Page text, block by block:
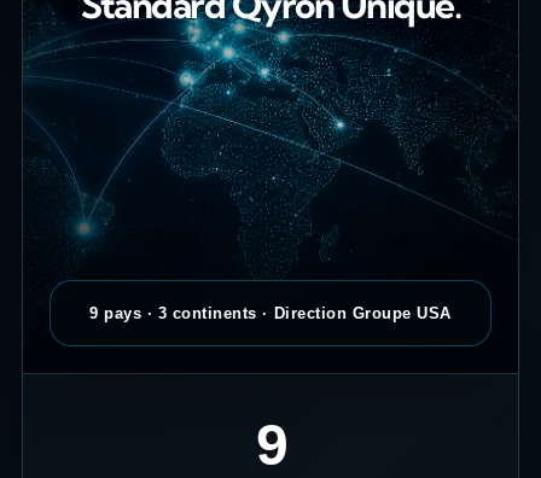
9 pays · 3 continents · Direction Groupe USA
9